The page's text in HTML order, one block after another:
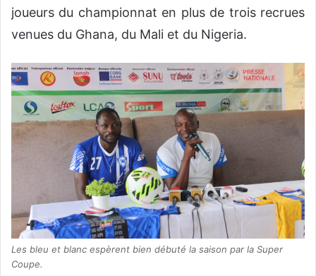
joueurs du championnat en plus de trois recrues
venues du Ghana, du Mali et du Nigeria.
Les bleu et blanc espèrent bien débuté la saison par la Super
Coupe.